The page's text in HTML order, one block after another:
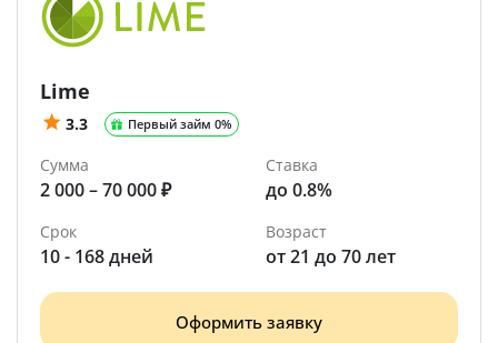
Lime
3.3 Первый займ 0%
Сумма
2 000 – 70 000 ₽
Ставка
до 0.8%
Срок
10 - 168 дней
Возраст
от 21 до 70 лет
Оформить заявку